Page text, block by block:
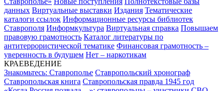
данных Виртуальные выставки Издания Тематические
каталоги ссылок Информационные ресурсы библиотек
Ставрополя Информкультура Виртуальная справка Повышаем
правовую грамотность Каталог литературы по
антитеррористической тематике Финансовая грамотность –
уверенность в будущем Нет – наркотикам
КРАЕВЕДЕНИЕ
Знакомьтесь: Ставрополье Ставропольский хронограф
Ставропольская книга Ставропольская правда 1945 год